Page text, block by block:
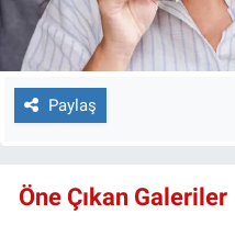
Paylaş
Öne Çıkan Galeriler